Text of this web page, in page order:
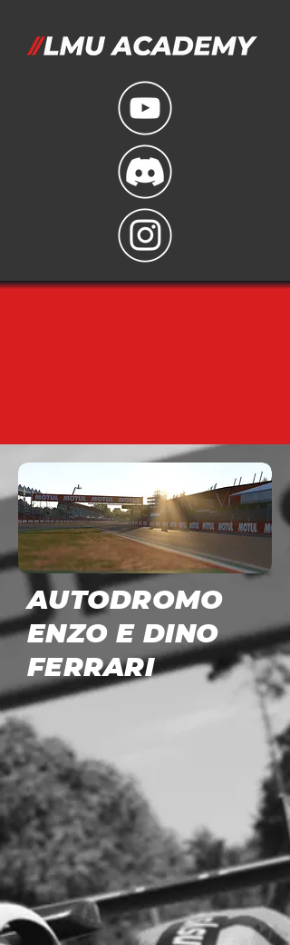
AUTODROMO
ENZO E DINO
FERRARI